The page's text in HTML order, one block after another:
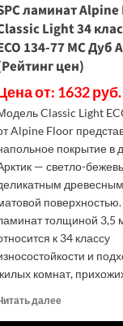
ламинат
Light 34
134-77 МС Дуб
цен)
от: 1632 руб.
Classic Light
Alpine Floor
покрытие в
— светло-
поверхностью.
толщиной 3,5
к 34 классу
и
комнат,
далееПрочитать